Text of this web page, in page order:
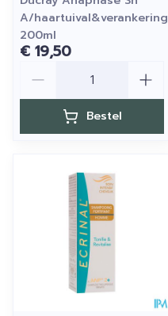
A/haartuival&verankering
200ml
€ 19,50
Bestel